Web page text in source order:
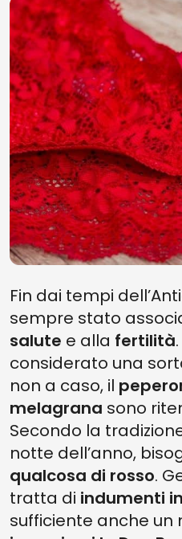
Fin dai tempi
sempre stato
salute e alla fertilità
considerato una
non a caso, il
melagrana sono
Secondo la
notte dell’anno,
qualcosa di rosso.
tratta di indumenti
sufficiente anche un